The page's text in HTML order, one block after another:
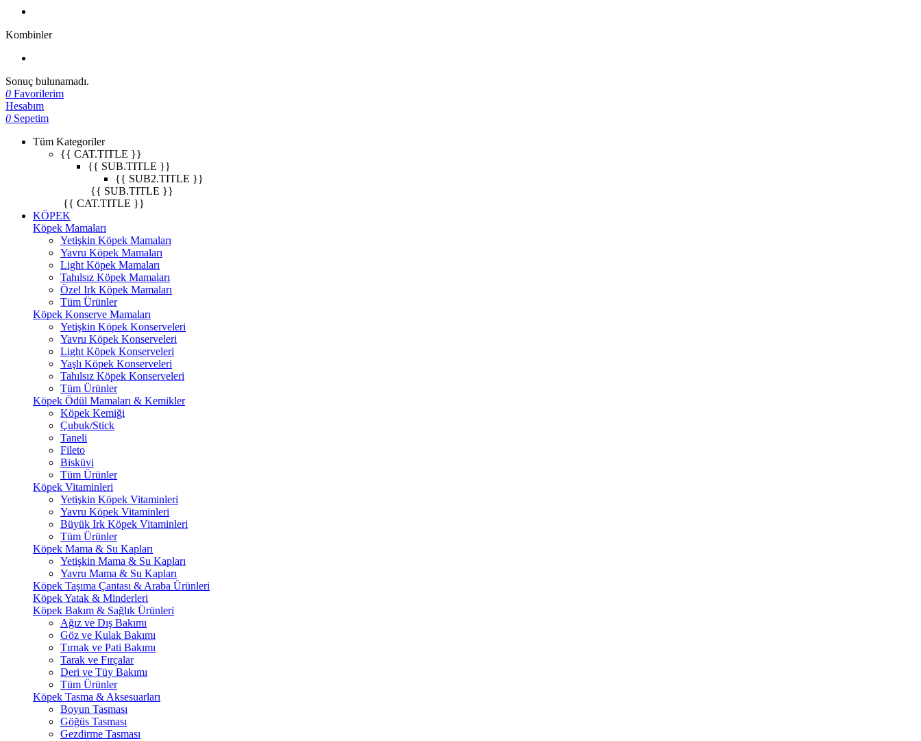
Kombinler
Sonuç bulunamadı.
0 Favorilerim
Hesabım
0 Sepetim
Tüm Kategoriler
{{ CAT.TITLE }}
{{ SUB.TITLE }}
{{ SUB2.TITLE }}
{{ SUB.TITLE }}
{{ CAT.TITLE }}
KÖPEK
Köpek Mamaları
Yetişkin Köpek Mamaları
Yavru Köpek Mamaları
Light Köpek Mamaları
Tahılsız Köpek Mamaları
Özel Irk Köpek Mamaları
Tüm Ürünler
Köpek Konserve Mamaları
Yetişkin Köpek Konserveleri
Yavru Köpek Konserveleri
Light Köpek Konserveleri
Yaşlı Köpek Konserveleri
Tahılsız Köpek Konserveleri
Tüm Ürünler
Köpek Ödül Mamaları & Kemikler
Köpek Kemiği
Çubuk/Stick
Taneli
Fileto
Bisküvi
Tüm Ürünler
Köpek Vitaminleri
Yetişkin Köpek Vitaminleri
Yavru Köpek Vitaminleri
Büyük Irk Köpek Vitaminleri
Tüm Ürünler
Köpek Mama & Su Kapları
Yetişkin Mama & Su Kapları
Yavru Mama & Su Kapları
Köpek Taşıma Çantası & Araba Ürünleri
Köpek Yatak & Minderleri
Köpek Bakım & Sağlık Ürünleri
Ağız ve Dış Bakımı
Göz ve Kulak Bakımı
Tırnak ve Pati Bakımı
Tarak ve Fırçalar
Deri ve Tüy Bakımı
Tüm Ürünler
Köpek Tasma & Aksesuarları
Boyun Tasması
Göğüs Tasması
Gezdirme Tasması